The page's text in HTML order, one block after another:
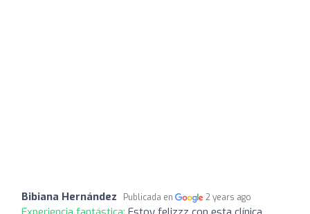
Bibiana Hernández Publicada en 2 years ago